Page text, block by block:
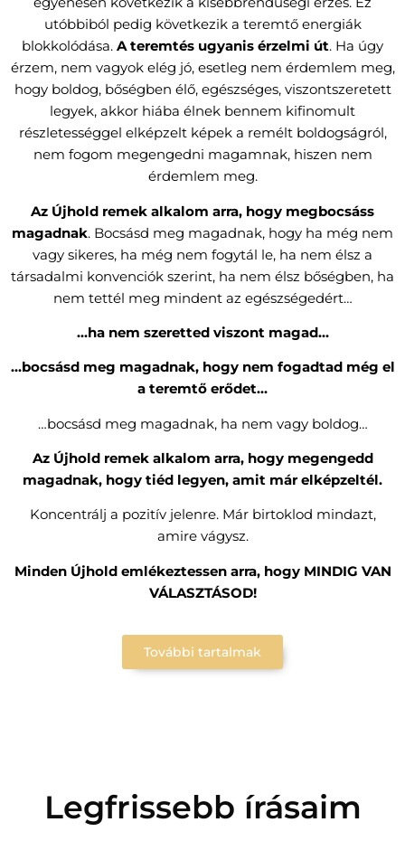
utóbbiból pedig következik a teremtő energiák
blokkolódása. A teremtés ugyanis érzelmi út. Ha úgy
érzem, nem vagyok elég jó, esetleg nem érdemlem meg,
hogy boldog, bőségben élő, egészséges, viszontszeretett
legyek, akkor hiába élnek bennem kifinomult
részletességgel elképzelt képek a remélt boldogságról,
nem fogom megengedni magamnak, hiszen nem
érdemlem meg.
Az Újhold remek alkalom arra, hogy megbocsáss
magadnak. Bocsásd meg magadnak, hogy ha még nem
vagy sikeres, ha még nem fogytál le, ha nem élsz a
társadalmi konvenciók szerint, ha nem élsz bőségben, ha
nem tettél meg mindent az egészségedért…
…ha nem szeretted viszont magad…
…bocsásd meg magadnak, hogy nem fogadtad még el
a teremtő erődet…
…bocsásd meg magadnak, ha nem vagy boldog…
Az Újhold remek alkalom arra, hogy megengedd
magadnak, hogy tiéd legyen, amit már elképzeltél.
Koncentrálj a pozitív jelenre. Már birtoklod mindazt,
amire vágysz.
Minden Újhold emlékeztessen arra, hogy MINDIG VAN
VÁLASZTÁSOD!
További tartalmak
Legfrissebb írásaim